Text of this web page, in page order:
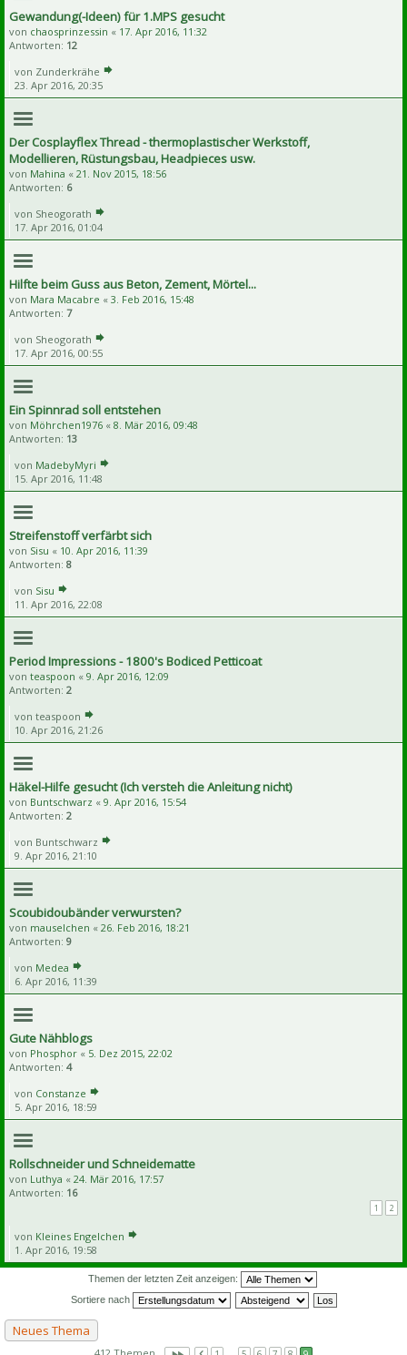
Gewandung(-Ideen) für 1.MPS gesucht
von chaosprinzessin « 17. Apr 2016, 11:32
Antworten: 12
von Zunderkrähe
23. Apr 2016, 20:35
Der Cosplayflex Thread - thermoplastischer Werkstoff,
Modellieren, Rüstungsbau, Headpieces usw.
von Mahina « 21. Nov 2015, 18:56
Antworten: 6
von Sheogorath
17. Apr 2016, 01:04
Hilfte beim Guss aus Beton, Zement, Mörtel...
von Mara Macabre « 3. Feb 2016, 15:48
Antworten: 7
von Sheogorath
17. Apr 2016, 00:55
Ein Spinnrad soll entstehen
von Möhrchen1976 « 8. Mär 2016, 09:48
Antworten: 13
von MadebyMyri
15. Apr 2016, 11:48
Streifenstoff verfärbt sich
von Sisu « 10. Apr 2016, 11:39
Antworten: 8
von Sisu
11. Apr 2016, 22:08
Period Impressions - 1800's Bodiced Petticoat
von teaspoon « 9. Apr 2016, 12:09
Antworten: 2
von teaspoon
10. Apr 2016, 21:26
Häkel-Hilfe gesucht (Ich versteh die Anleitung nicht)
von Buntschwarz « 9. Apr 2016, 15:54
Antworten: 2
von Buntschwarz
9. Apr 2016, 21:10
Scoubidoubänder verwursten?
von mauselchen « 26. Feb 2016, 18:21
Antworten: 9
von Medea
6. Apr 2016, 11:39
Gute Nähblogs
von Phosphor « 5. Dez 2015, 22:02
Antworten: 4
von Constanze
5. Apr 2016, 18:59
Rollschneider und Schneidematte
von Luthya « 24. Mär 2016, 17:57
Antworten: 16
1 2
von Kleines Engelchen
1. Apr 2016, 19:58
Themen der letzten Zeit anzeigen:
Sortiere nach
Neues Thema